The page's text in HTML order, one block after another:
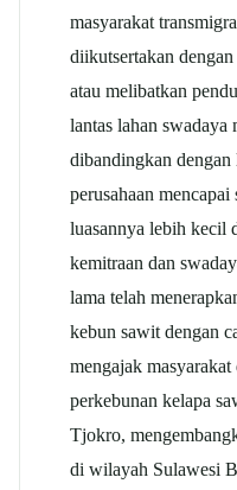
masyarakat
diikutsertakan
atau melibatkan
lantas lahan
dibandingkan
perusahaan
luasannya lebih kecil
kemitraan dan
lama telah
kebun sawit dengan
mengajak
perkebunan kelapa
Tjokro,
di wilayah Sulawesi